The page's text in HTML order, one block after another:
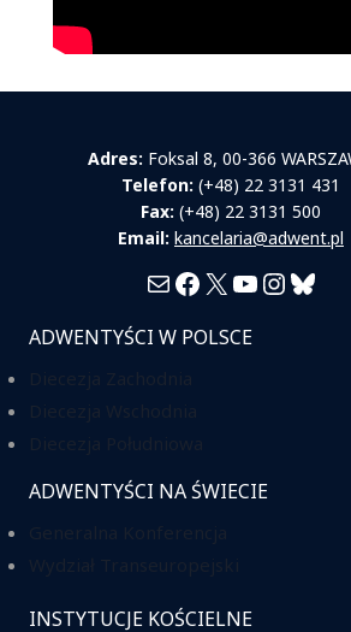
Adres: Foksal 8, 00-366
Telefon: (+48) 22 3131 431
Fax: (+48) 22 3131 500
Email: kancelaria@adwent.pl
MailFacebook
X YouTube
ADWENTYŚCI W POLSCE
ADWENTYŚCI NA ŚWIECIE
INSTYTUCJE KOŚCIELNE